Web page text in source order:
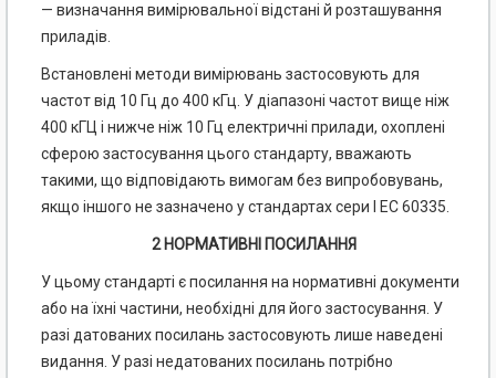
— визначання вимірювальної відстані й розташування
приладів.
Встановлені методи вимірювань застосовують для
частот від 10 Гц до 400 кГц. У діапазоні частот вище ніж
400 кГЦ і нижче ніж 10 Гц електричні прилади, охоплені
сферою застосування цього стандарту, вважають
такими, що відповідають вимогам без випробовувань,
якщо іншого не зазначено у стандартах сери І ЕС 60335.
2 НОРМАТИВНІ ПОСИЛАННЯ
У цьому стандарті є посилання на нормативні документи
або на їхні частини, необхідні для його застосування. У
разі датованих посилань застосовують лише наведені
видання. У разі недатованих посилань потрібно